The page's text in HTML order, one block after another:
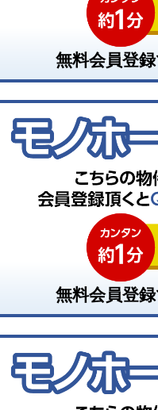
無料会員登
無料会員登